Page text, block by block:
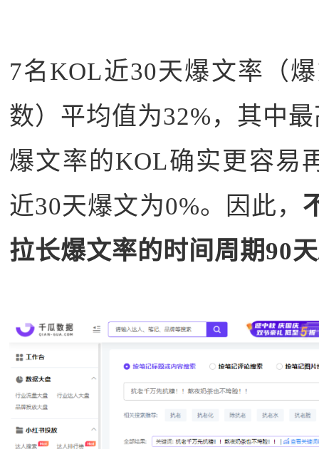
7名KOL近30天爆文率（
数）平均值为32%，其中
爆文率的KOL确实更容易
近30天爆文为0%。因此，
拉长爆文率的时间周期90